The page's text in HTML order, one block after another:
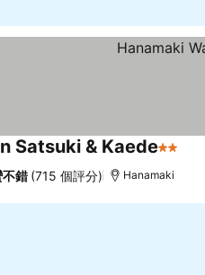
Satsuki & Kaede2 星級
不錯 (715 個評分) Hanamaki